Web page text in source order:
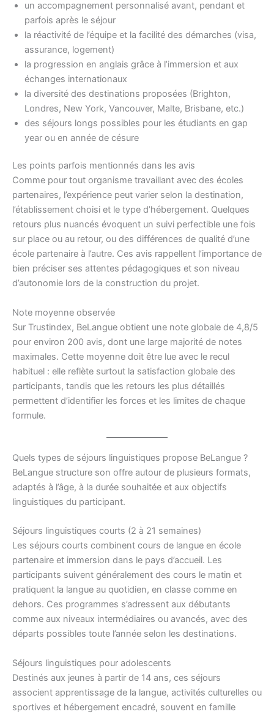
un accompagnement personnalisé avant, pendant et
parfois après le séjour
la réactivité de l’équipe et la facilité des démarches (visa,
assurance, logement)
la progression en anglais grâce à l’immersion et aux
échanges internationaux
la diversité des destinations proposées (Brighton,
Londres, New York, Vancouver, Malte, Brisbane, etc.)
des séjours longs possibles pour les étudiants en gap
year ou en année de césure
Les points parfois mentionnés dans les avis
Comme pour tout organisme travaillant avec des écoles
partenaires, l’expérience peut varier selon la destination,
l’établissement choisi et le type d’hébergement. Quelques
retours plus nuancés évoquent un suivi perfectible une fois
sur place ou au retour, ou des différences de qualité d’une
école partenaire à l’autre. Ces avis rappellent l’importance de
bien préciser ses attentes pédagogiques et son niveau
d’autonomie lors de la construction du projet.
Note moyenne observée
Sur Trustindex, BeLangue obtient une note globale de 4,8/5
pour environ 200 avis, dont une large majorité de notes
maximales. Cette moyenne doit être lue avec le recul
habituel : elle reflète surtout la satisfaction globale des
participants, tandis que les retours les plus détaillés
permettent d’identifier les forces et les limites de chaque
formule.
Quels types de séjours linguistiques propose BeLangue ?
BeLangue structure son offre autour de plusieurs formats,
adaptés à l’âge, à la durée souhaitée et aux objectifs
linguistiques du participant.
Séjours linguistiques courts (2 à 21 semaines)
Les séjours courts combinent cours de langue en école
partenaire et immersion dans le pays d’accueil. Les
participants suivent généralement des cours le matin et
pratiquent la langue au quotidien, en classe comme en
dehors. Ces programmes s’adressent aux débutants
comme aux niveaux intermédiaires ou avancés, avec des
départs possibles toute l’année selon les destinations.
Séjours linguistiques pour adolescents
Destinés aux jeunes à partir de 14 ans, ces séjours
associent apprentissage de la langue, activités culturelles ou
sportives et hébergement encadré, souvent en famille